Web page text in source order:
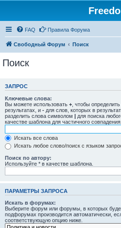
FAQ Правила Форума
Свободный Форум Поиск
Поиск
ЗАПРОС
Ключевые слова:
Вы можете использовать + , чтобы
результатах, и - для слов, которых в
разделить слова символом | для поиска
качестве шаблона для частичного совпадения.
Искать все слова
Искать любое слово/поиск с языком
Поиск по автору:
Используйте * в качестве шаблона.
ПАРАМЕТРЫ ЗАПРОСА
Искать в форумах:
Выберите форум или форумы, в которых
подфорумах производится автоматически,
соответствующую опцию ниже.